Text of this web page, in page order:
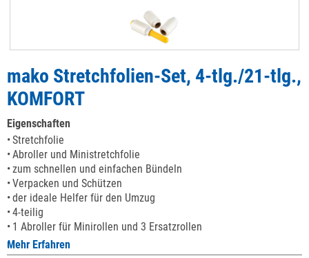
mako Stretchfolien-Set, 4-tlg./21-tlg.,
KOMFORT
Eigenschaften
Stretchfolie
Abroller und Ministretchfolie
zum schnellen und einfachen Bündeln
Verpacken und Schützen
der ideale Helfer für den Umzug
4-teilig
1 Abroller für Minirollen und 3 Ersatzrollen
Mehr Erfahren